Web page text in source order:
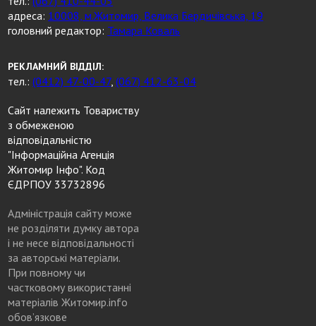
адреса: 10008, м.Житомир, Велика Бердичівська, 19
головний редактор: Тамара Коваль
РЕКЛАМНИЙ ВІДДІЛ:
тел.:(0412) 47-00-47,(067) 412-63-04
Сайт належить Товариству
з обмеженою
відповідальністю
"Інформаційна Агенція
Житомир Інфо". Код
ЄДРПОУ 33732896
Адміністрація сайту може
не розділяти думку автора
і не несе відповідальності
за авторські матеріали.
При повному чи
частковому використанні
матеріалів Житомир.info
обов’язкове